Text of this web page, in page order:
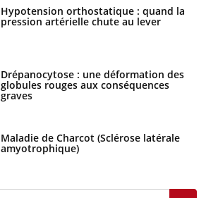
Hypotension orthostatique : quand la
pression artérielle chute au lever
Drépanocytose : une déformation des
globules rouges aux conséquences
graves
Maladie de Charcot (Sclérose latérale
amyotrophique)